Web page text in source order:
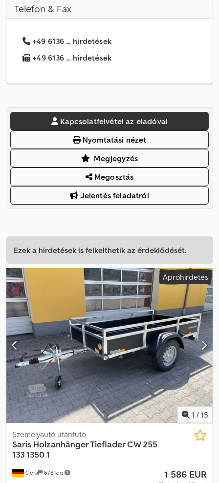
Telefon & Fax
+49 6136 ... hirdetések
+49 6136 ... hirdetések
Kapcsolatfelvétel az eladóval
Nyomtatási nézet
Megjegyzés
Megosztás
Jelentés feladatról
Ezek a hirdetések is felkelthetik az érdeklődését.
Apróhirdetés
1 / 15
Gera 678 km
Személyautó utánfutó
Saris Holzanhänger Tieflader CW 255
133 1350 1
1 586 EUR